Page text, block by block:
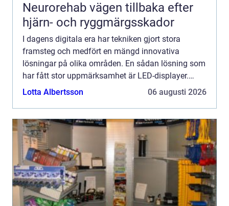
Neurorehab vägen tillbaka efter
hjärn- och ryggmärgsskador
I dagens digitala era har tekniken gjort stora
framsteg och medfört en mängd innovativa
lösningar på olika områden. En sådan lösning som
har fått stor uppmärksamhet är LED-displayer.
Dessa skä...
Lotta Albertsson 06 augusti 2026